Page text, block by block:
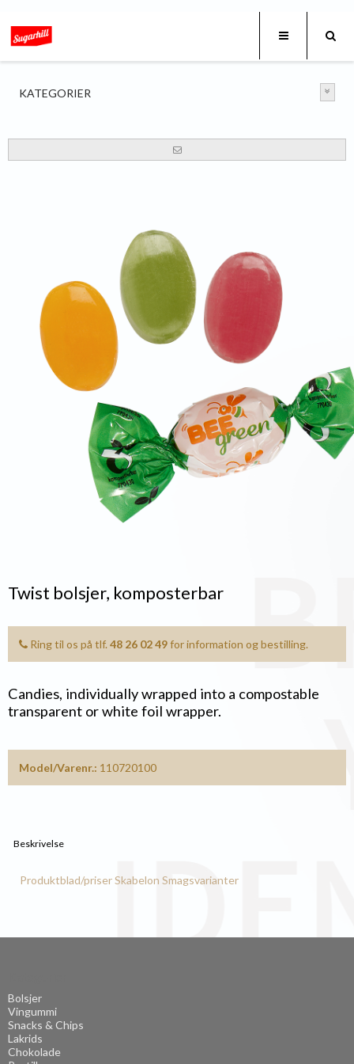
KATEGORIER
Twist bolsjer, komposterbar
Ring til os på tlf. 48 26 02 49for information og bestilling.
Candies, individually wrapped into a compostable
transparent or white foil wrapper.
Model/Varenr.: 110720100
Beskrivelse
Produktblad/priserSkabelon Smagsvarianter
Bolsjer
Vingummi
Snacks & Chips
Lakrids
Chokolade